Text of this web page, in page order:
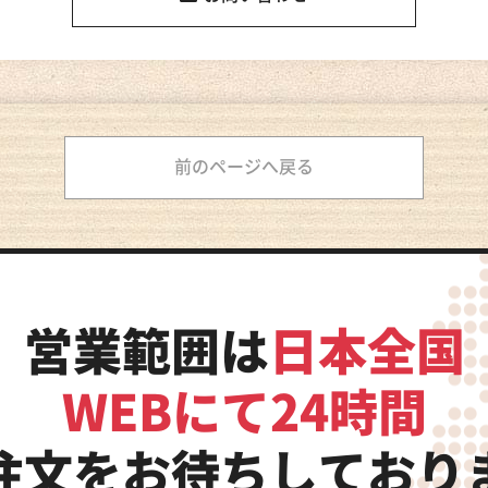
前のページへ戻る
営業範囲は日本全国
WEBにて24時間
文をお待ちしており